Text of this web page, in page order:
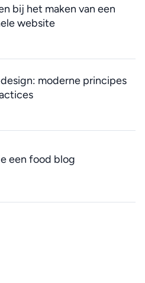
bij het maken van een
website
moderne principes
een food blog